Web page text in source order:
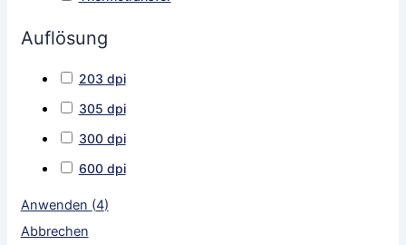
Auflösung
203 dpi
305 dpi
300 dpi
600 dpi
Anwenden (4)
Abbrechen